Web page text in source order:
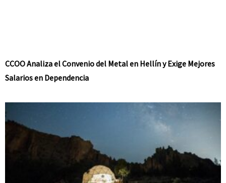
CCOO Analiza el Convenio del Metal en Hellín y Exige Mejores
Salarios en Dependencia